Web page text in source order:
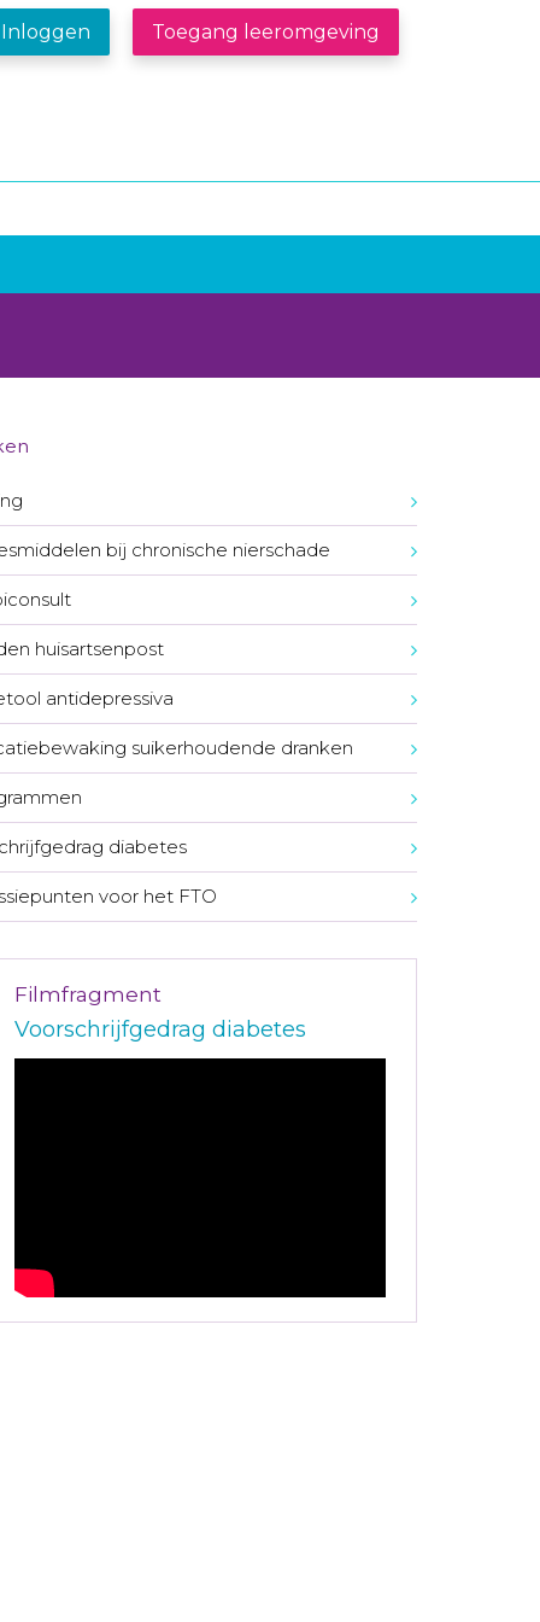
Inloggen Toegang leeromgeving
bij chronische nierschade
huisartsenpost
antidepressiva
suikerhoudende dranken
diabetes
voor het FTO
Filmfragment
Voorschrijfgedrag diabetes